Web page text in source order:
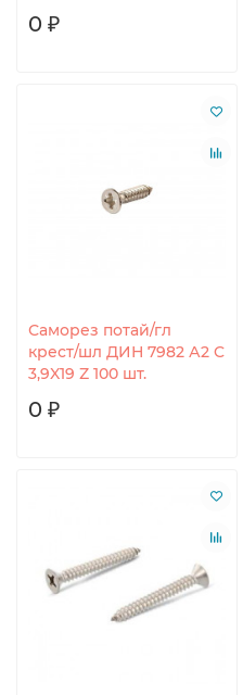
0 ₽
Саморез потай/гл
крест/шл ДИН 7982 А2 C
3,9X19 Z 100 шт.
0 ₽